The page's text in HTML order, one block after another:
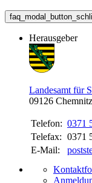
Herausgeber
Landesamt für
09126 Chemnitz
Telefon: 0371
Telefax: 0371
E-Mail: